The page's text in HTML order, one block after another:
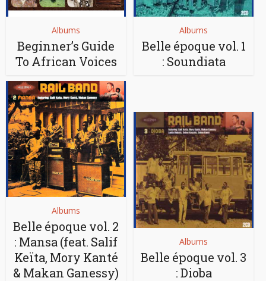
Albums
Beginner’s Guide
To African Voices
Albums
Belle époque vol. 1
: Soundiata
Albums
Belle époque vol. 2
: Mansa (feat. Salif
Keïta, Mory Kanté
& Makan Ganessy)
Albums
Belle époque vol. 3
: Dioba